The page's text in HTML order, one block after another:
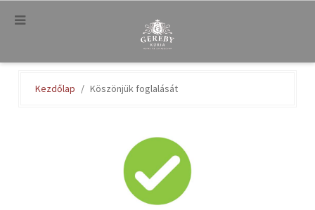
.
Kezdőlap Köszönjük foglalását